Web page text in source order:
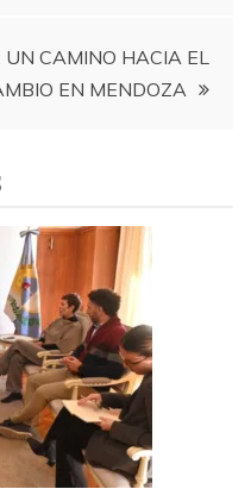
CAMINO HACIA EL
EN MENDOZA